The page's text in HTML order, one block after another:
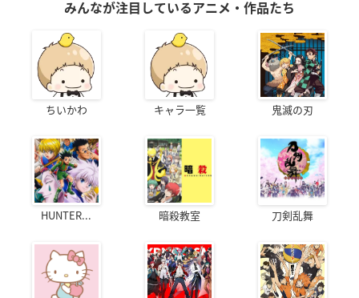
みんなが注目しているアニメ・作品たち
ちいかわ キャラ一覧 鬼滅の刃
HUNTER... 暗殺教室 刀剣乱舞